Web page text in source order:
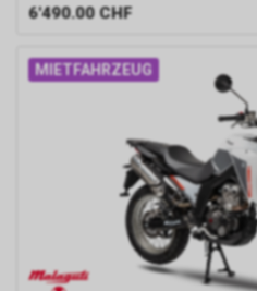
6'490.00 CHF
MIETFAHRZEUG